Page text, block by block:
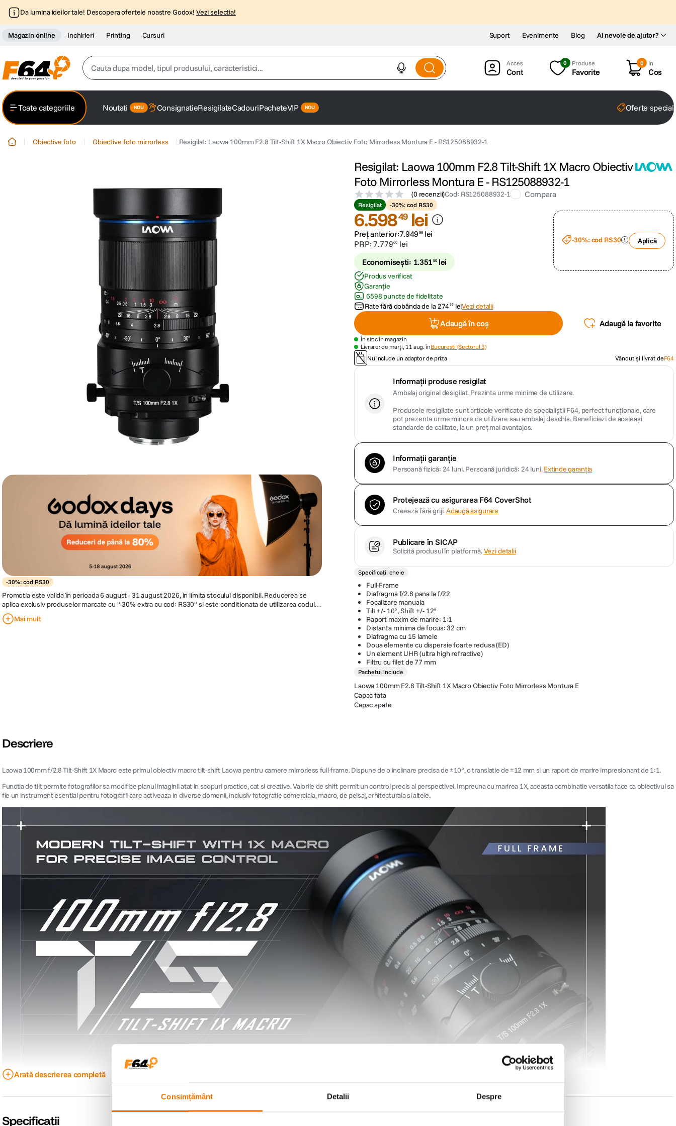
Consimțământ Detalii Despre
Da lumina ideilor tale! Descopera ofertele noastre Godox! Vezi selectia!
Magazin online Inchirieri Printing Cursuri Ai nevoie de ajutor?
Suport Evenimente Blog
Cauta dupa model, tipul produsului, caracteristici...
2. trepied
5. canon sx740 hs
6 lavaliera
8 card memorie
dji mic mini
10 dji osmo
Cont
0 Produse
Favorite
0 In
Cos
Toate categoriile Noutati ConsignatieResigilateCadouriPacheteVIP Oferte
Obiective foto Obiective foto mirrorless Resigilat: Laowa 100mm F2.8 Tilt-Shift 1X Macro Obiectiv Foto Mirrorless Montura E - RS125088932-1
-30%: cod RS30
Promotia este valida în perioada 6 august - 31 august 2026, in limita stocului disponibil. Reducerea se
aplica exclusiv produselor marcate cu "-30% extra cu cod: RS30" si este conditionata de utilizarea codului
de discount RS30 in cosul de cumparaturi, inainte de finalizarea comenzii. Acest cod ofera o reducere de
30% din pretul afisat al produselor eligibile. Compania isi rezerva dreptul de a modifica sau anula promotia
Mai mult
Resigilat: Laowa 100mm F2.8 Tilt-Shift 1X Macro Obiectiv
Foto Mirrorless Montura E - RS125088932-1
(0 recenzii)Cod: RS125088932-1 Compara
Resigilat -30%: cod RS30
6.59849 lei
Preț anterior:7.949 99 lei
PRP:7.77900 lei
Economisești: 1.351 50 lei
-30%: cod RS30 Aplică
Produs verificat
Garanție
6598 puncte de fidelitate
Rate fără dobânda de la27493 leiVezi detalii
Adaugă în coș Adaugă la favorite
În stoc în magazin
Livrare: de marți, 11 aug. înBucuresti (Sectorul 3)
Nu include un adaptor de priza
Vândut și livrat deF64
Informații produse resigilat
Ambalaj original desigilat. Prezinta urme minime de utilizare.
Produsele resigilate sunt articole verificate de specialiștii F64, perfect funcționale, care
pot prezenta urme minore de utilizare sau ambalaj deschis. Beneficiezi de aceleași
standarde de calitate, la un preț mai avantajos.
Informații garanție
Persoană fizică: 24 luni.Persoană juridică: 24 luni.Extinde garanția
Protejează cu asigurarea F64 CoverShot
Creează fără griji.Adaugă asigurare
Publicare în SICAP
Solicită produsul în platformă.Vezi detalii
Specificații cheie
Full-Frame
Diafragma f/2.8 pana la f/22
Focalizare manuala
Tilt +/- 10°, Shift +/- 12°
Raport maxim de marire: 1:1
Distanta minima de focus: 32 cm
Diafragma cu 15 lamele
Doua elemente cu dispersie foarte redusa (ED)
Un element UHR (ultra high refractive)
Filtru cu filet de 77 mm
Pachetul include
Laowa 100mm F2.8 Tilt-Shift 1X Macro Obiectiv Foto Mirrorless Montura E
Capac fata
Capac spate
Descriere
Laowa 100mm f/2.8 Tilt-Shift 1X Macro este primul obiectiv macro tilt-shift Laowa pentru camere mirrorless full-frame. Dispune de o inclinare precisa de ±10°, o translatie de ±12 mm si un raport de marire impresionant de 1:1.
Functia de tilt permite fotografilor sa modifice planul imaginii atat in scopuri practice, cat si creative. Valorile de shift permit un control precis al perspectivei. Impreuna cu marirea 1X, aceasta combinatie versatila face ca obiectivul sa
fie un instrument esential pentru fotografii care activeaza in diverse domenii, inclusiv fotografie comerciala, macro, de peisaj, arhitecturala si altele.
Arată descrierea completă
Specificații